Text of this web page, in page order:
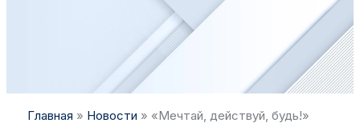
Главная » Новости » «Мечтай, действуй, будь!»